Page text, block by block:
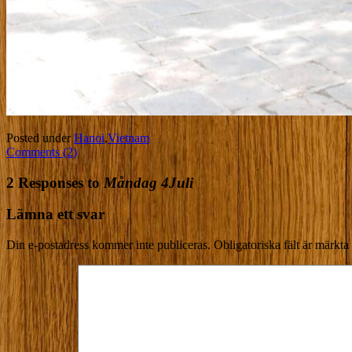
Posted underHanoi,Vietnam
Comments (2)
2 Responses toMåndag 4Juli
Lämna ett svar
Din e-postadress kommer inte publiceras. Obligatoriska fält är märkta